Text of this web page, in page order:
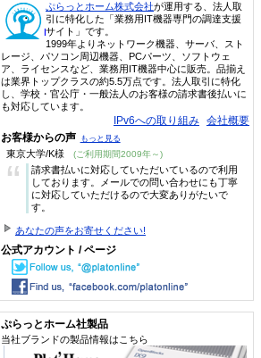
ぷらっとホーム株式会社が運用する、法人取
引に特化した「業務用IT機器専門の調達支援
サイト」です。
1999年よりネットワーク機器、サーバ、スト
レージ、パソコン周辺機器、PCパーツ、ソフトウェ
ア、ライセンスなど、業務用IT機器中心に販売。品揃え
は業界トップクラスの約5.5万点です。法人取引に特化
し、学校・官公庁・一般法人のお客様の請求書後払いに
も対応しています。
IPv6への取り組み 会社概要
お客様からの声 もっと見る
東京大学/K様 (ご利用期間2009年～)
“
請求書払いに対応していただいているので利用
しております。メールでの問い合わせにも丁寧
に対応していただけるので大変ありがたいで
す。
あなたの声をお寄せください!
公式アカウント / ページ
ぷらっとホーム社製品
当社ブランドの製品情報はこちら